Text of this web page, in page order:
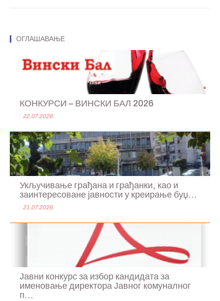
ОГЛАШАВАЊЕ
КОНКУРСИ – ВИНСКИ БАЛ 2026
22.07.2026.
Укључивање грађана и грађанки, као и
заинтересоване јавности у креирање буџ...
21.07.2026.
Јавни конкурс за избор кандидата за
именовање директора Јавног комуналног
п...